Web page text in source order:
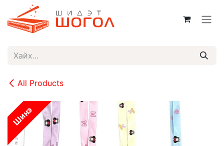
Skip to Content
All Products
Шинэ